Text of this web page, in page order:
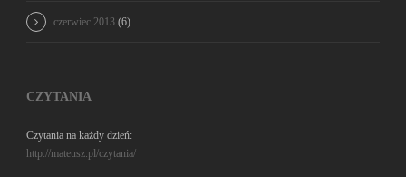
czerwiec 2013 (6)
CZYTANIA
Czytania na każdy dzień:
http://mateusz.pl/czytania/